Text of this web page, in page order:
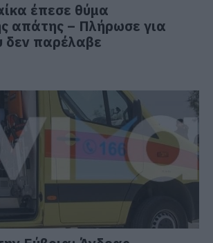
έπεσε θύμα
απάτης – Πλήρωσε για
δεν παρέλαβε